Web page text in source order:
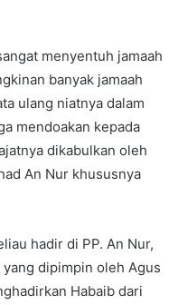
menyentuh jamaah
banyak jamaah
ulang niatnya dalam
mendoakan kepada
dikabulkan oleh
An Nur khususnya
hadir di PP. An Nur,
dipimpin oleh Agus
Habaib dari